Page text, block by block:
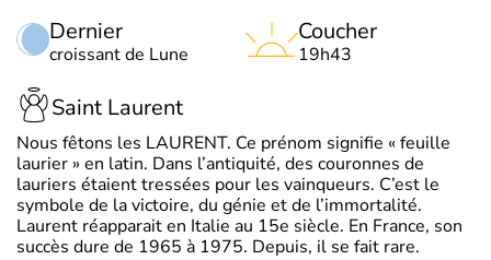
Dernier
croissant de Lune
Coucher
19h43
Saint Laurent
Nous fêtons les LAURENT. Ce prénom signifie « feuille
laurier » en latin. Dans l’antiquité, des couronnes de
lauriers étaient tressées pour les vainqueurs. C’est le
symbole de la victoire, du génie et de l’immortalité.
Laurent réapparait en Italie au 15e siècle. En France, son
succès dure de 1965 à 1975. Depuis, il se fait rare.